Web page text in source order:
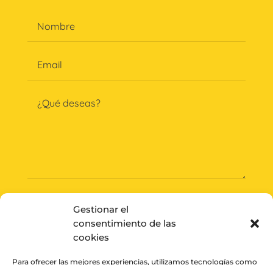
Gestionar el
consentimiento de las
cookies
Para ofrecer las mejores experiencias, utilizamos tecnologías como